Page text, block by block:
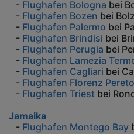
- Flughafen Bologna bei
- Flughafen Bozen bei
- Flughafen Palermo bei
- Flughafen Brindisi bei
- Flughafen Perugia bei
- Flughafen Lamezia
- Flughafen Cagliari bei
- Flughafen Florenz
- Flughafen Triest bei
Jamaika
- Flughafen Montego Bay